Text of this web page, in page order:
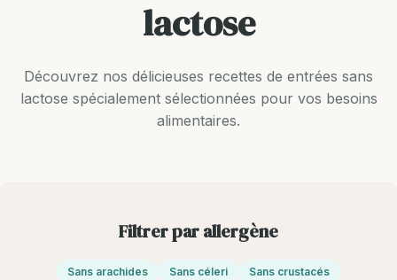
lactose
Découvrez nos délicieuses recettes de entrées sans
lactose spécialement sélectionnées pour vos besoins
alimentaires.
Filtrer par allergène
Sans arachides Sans céleri
Sans crustacés